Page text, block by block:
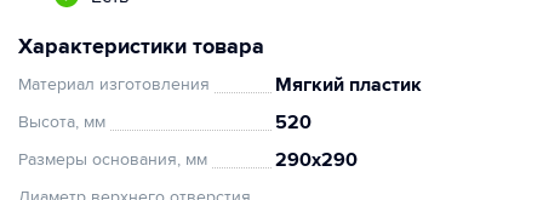
Характеристики товара
Материал изготовления Мягкий пластик
Высота, мм 520
Размеры основания, мм 290х290